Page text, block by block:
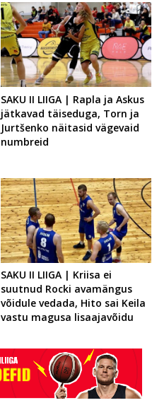
SAKU II LIIGA | Rapla ja Askus
jätkavad täiseduga, Torn ja
Jurtšenko näitasid vägevaid
numbreid
SAKU II LIIGA | Kriisa ei
suutnud Rocki avamängus
võidule vedada, Hito sai Keila
vastu magusa lisaajavõidu